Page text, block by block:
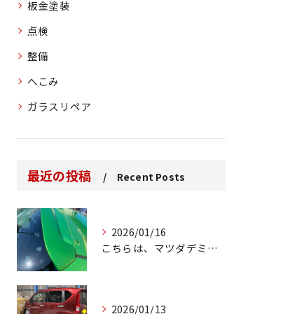
板金塗装
点検
整備
へこみ
ガラスリペア
最近の投稿 Recent Posts
2026/01/16
こちらは、マツダデミオのゲートのルーフスポイラーで、経年劣化...
2026/01/13